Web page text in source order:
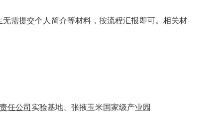
需提交个人简介等材料，按流程汇报即可。相关材
任公司 实验基地、张掖玉米国家级产业园